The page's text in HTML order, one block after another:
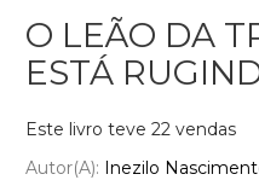
O LEÃO DA
ESTÁ
Este livro teve 22 vendas
Autor(a): Inezilo